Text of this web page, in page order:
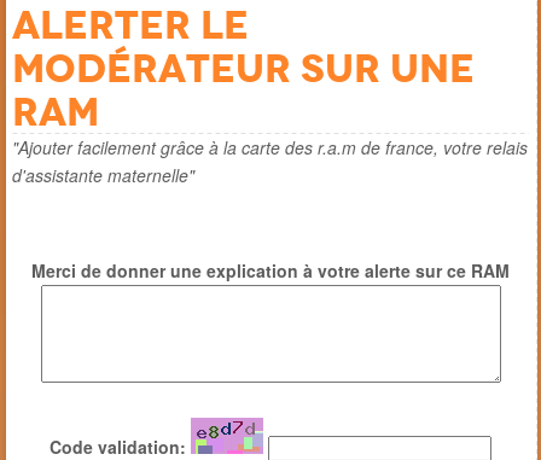
Alerter le
modérateur sur une
ram
"Ajouter facilement grâce à la carte des r.a.m de france, votre relais
d'assistante maternelle"
Merci de donner une explication à votre alerte sur ce RAM
Code validation: